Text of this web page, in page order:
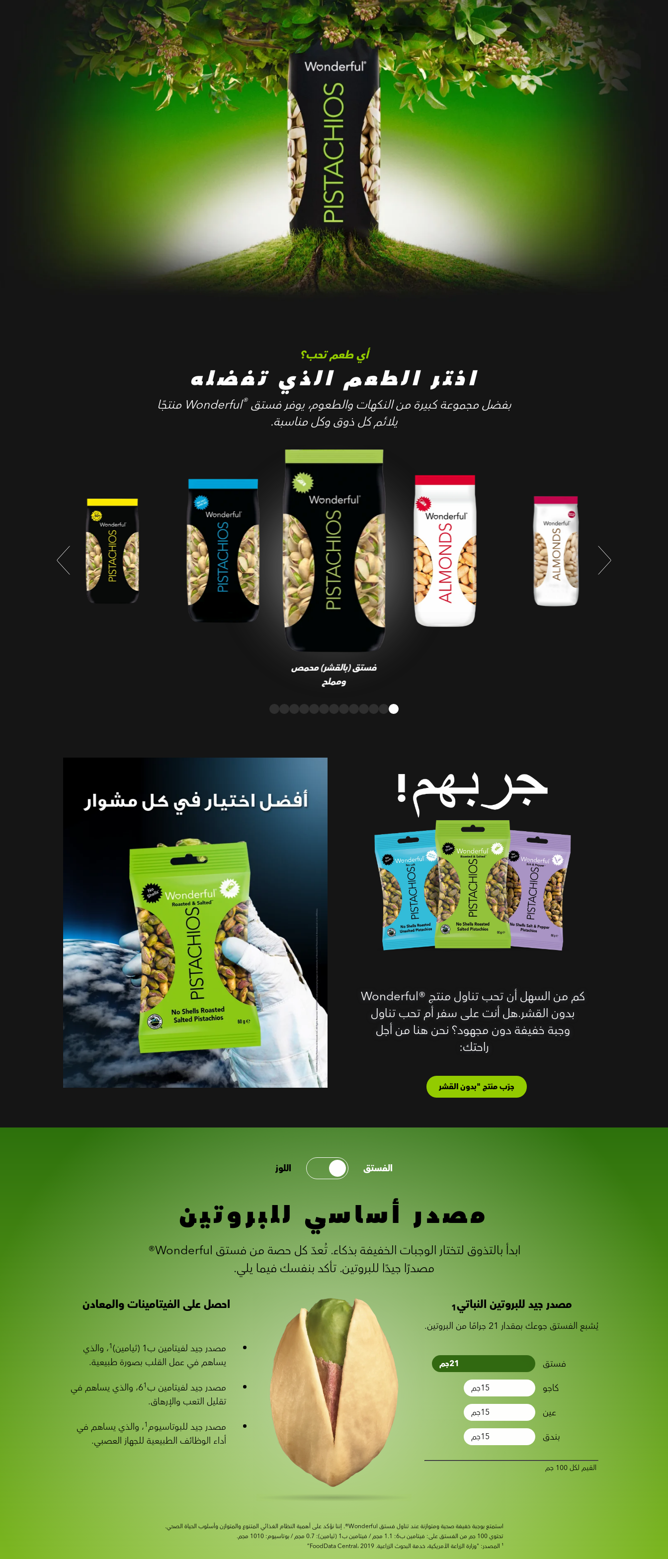
أي طعم تحب؟
اختر الطعم الذي تفضله
بفضل مجموعة كبيرة من النكهات والطعوم، يوفر فستق Wonderful®
‎ منتجًا
يلائم كل ذوق وكل مناسبة.
فستق (بالقشر) محمص
ومملح
فستق (بالقشر) محمص
ومملح
كم من السهل أن تحب تناول منتج Wonderful®‎
بدون القشر.هل أنت على سفر أم تحب تناول
وجبة خفيفة دون مجهود؟ نحن هنا من أجل
راحتك:
جرّب منتج "بدون القشر
الفستق اللوز
مصدر أساسي للبروتين
ابدأ بالتذوق لتختار الوجبات الخفيفة بذكاء. تُعدّ كل حصة من فستق Wonderful®
مصدرًا جيدًا للبروتين. تأكد بنفسك فيما يلي.
مصدر جيد للبروتين النباتي1
يُشبع الفستق جوعك بمقدار 21 جرامًا من البروتين.
فستق 21جم
كاجو 15جم
عين 15جم
بندق 15جم
احصل على الفيتامينات والمعادن
مصدر جيد لفيتامين ب1 (ثيامين) 1، والذي
يساهم في عمل القلب بصورة طبيعية.
مصدر جيد لفيتامين ب61 ، والذي يساهم في
تقليل التعب والإرهاق.
مصدر جيد للبوتاسيوم1، والذي يساهم في
أداء الوظائف الطبيعية للجهاز العصبي.
استمتع بوجبة خفيفة صحية ومتوازنة عند تناول فستق Wonderful®. إننا نؤكد على أهمية النظام الغذائي المتنوع والمتوازن وأسلوب الحياة الصحي.
تحتوي 100 جم من الفستق على: فيتامين ب6: 1.1 مجم / فيتامين ب1 (ثيامين): 0.7 مجم / بوتاسيوم: 1010 مجم.
¹ المصدر: "وزارة الزراعة الأمريكية، خدمة البحوث الزراعية. FoodData Central، 2019”